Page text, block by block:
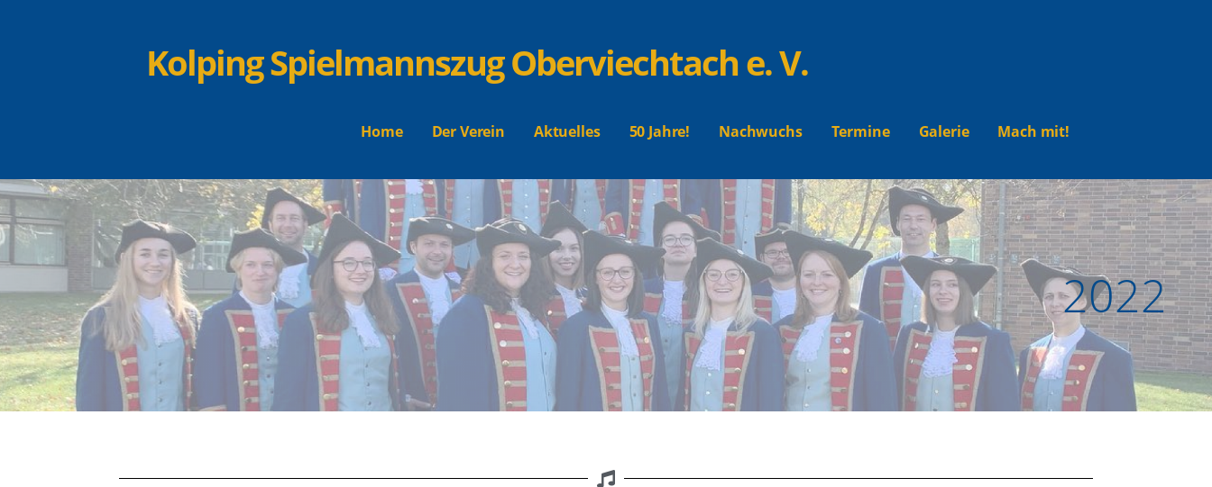
Kolping Spielmannszug Oberviechtach e. V.
Home Der Verein Aktuelles 50 Jahre! Nachwuchs Termine Galerie Mach mit!
2022